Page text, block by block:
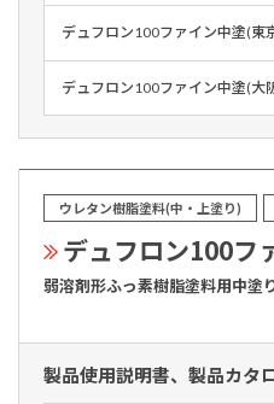
デュフロン100ファイン中塗(東
デュフロン100ファイン中塗(大
ウレタン樹脂塗料(中・上塗り)
デュフロン100フ
弱溶剤形ふっ素樹脂塗料用中塗
製品使用説明書、製品カタ